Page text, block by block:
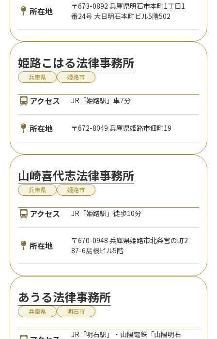
所在地
〒673-0892 兵庫県明石市本町1丁目1
番24号 大日明石本町ビル5階502
姫路こはる法律事務所
兵庫県 姫路市
アクセス JR「姫路駅」車7分
所在地 〒672-8049 兵庫県姫路市佃町19
山崎喜代志法律事務所
兵庫県 姫路市
アクセス JR「姫路駅」徒歩10分
所在地
〒670-0948 兵庫県姫路市北条宮の町2
87-6島根ビル5階
あうる法律事務所
兵庫県 明石市
JR「明石駅」・山陽電鉄「山陽明石